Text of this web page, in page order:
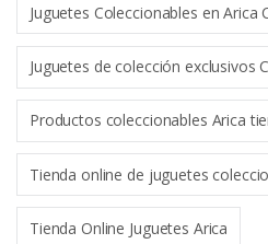
Juguetes Coleccionables en Arica
Juguetes de colección exclusivos
Productos coleccionables Arica
Tienda online de juguetes
Tienda Online Juguetes Arica